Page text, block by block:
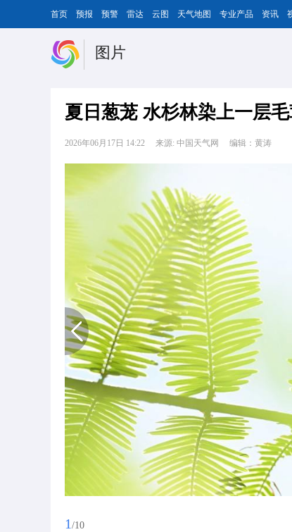
首页 预报 预警 雷达 云图 天气地图 专业产品 资讯
图片
夏日葱茏 水杉林染上一层
2026年06月17日 14:22 来源: 中国天气网 编辑：黄涛
1 /10